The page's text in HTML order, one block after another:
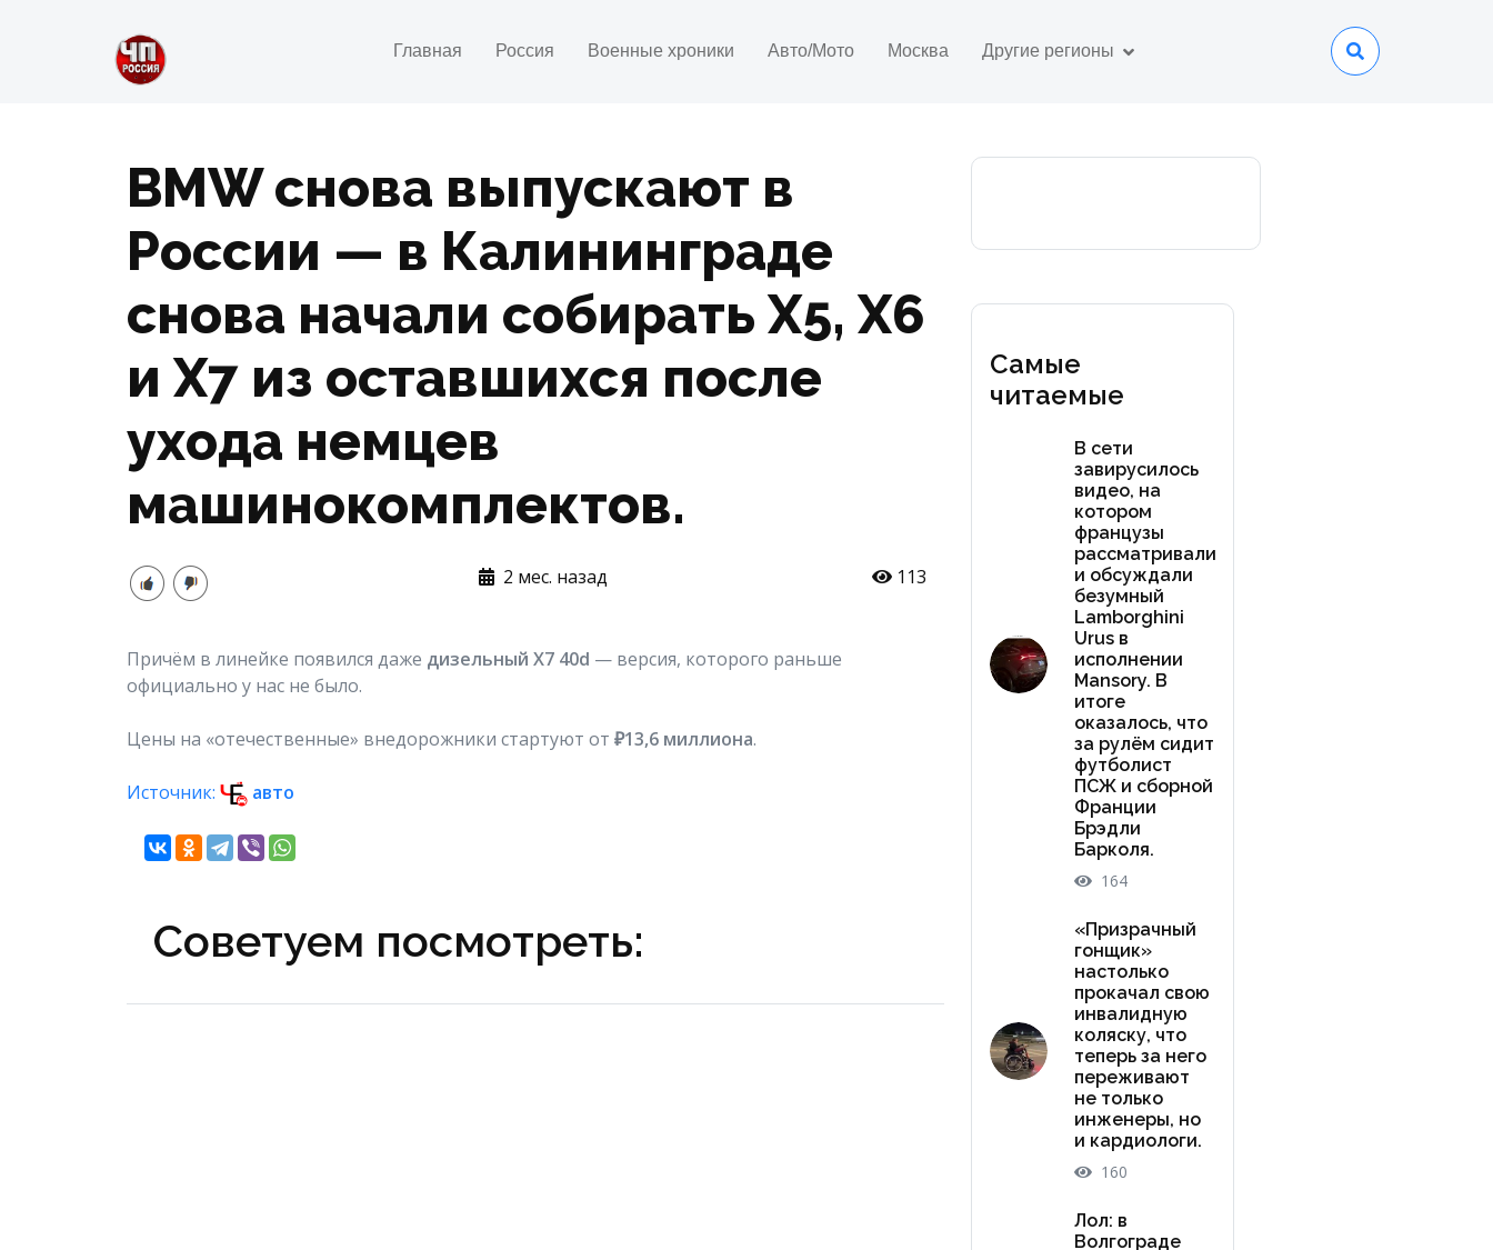
Главная Россия Военные хроники Авто/Мото Москва Другие регионы
BMW снова выпускают в
России — в Калининграде
снова начали собирать X5, X6
и X7 из оставшихся после
ухода немцев
машинокомплектов.
2 мес. назад 113
Причём в линейке появился даже дизельный X7 40d — версия, которого раньше
официально у нас не было.
Цены на «отечественные» внедорожники стартуют от ₽13,6 миллиона.
Источник: авто
Советуем посмотреть:
Самые
читаемые
В сети
завирусилось
видео, на
котором
французы
рассматривали
и обсуждали
безумный
Lamborghini
Urus в
исполнении
Mansory. В
итоге
оказалось, что
за рулём сидит
футболист
ПСЖ и сборной
Франции
Брэдли
Барколя.
164
«Призрачный
гонщик»
настолько
прокачал свою
инвалидную
коляску, что
теперь за него
переживают
не только
инженеры, но
и кардиологи.
160
Лол: в
Волгограде